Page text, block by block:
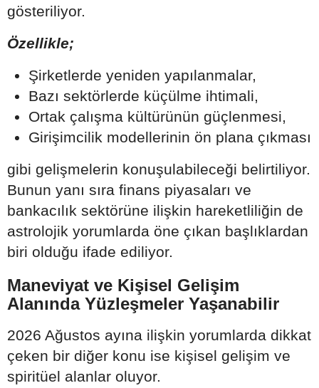
gösteriliyor.
Özellikle;
Şirketlerde yeniden yapılanmalar,
Bazı sektörlerde küçülme ihtimali,
Ortak çalışma kültürünün güçlenmesi,
Girişimcilik modellerinin ön plana çıkması
gibi gelişmelerin konuşulabileceği belirtiliyor.
Bunun yanı sıra finans piyasaları ve
bankacılık sektörüne ilişkin hareketliliğin de
astrolojik yorumlarda öne çıkan başlıklardan
biri olduğu ifade ediliyor.
Maneviyat ve Kişisel Gelişim
Alanında Yüzleşmeler Yaşanabilir
2026 Ağustos ayına ilişkin yorumlarda dikkat
çeken bir diğer konu ise kişisel gelişim ve
spiritüel alanlar oluyor.